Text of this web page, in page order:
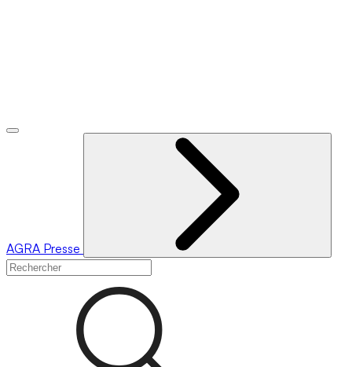
AGRA Presse